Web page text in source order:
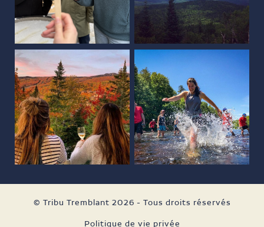
© Tribu Tremblant 2026 - Tous droits réservés
Politique de vie privée